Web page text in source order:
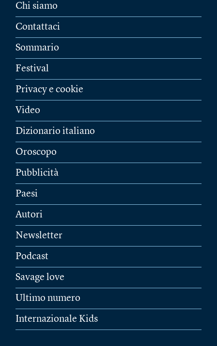
Chi siamo
Contattaci
Sommario
Festival
Privacy e cookie
Video
Dizionario italiano
Oroscopo
Pubblicità
Paesi
Autori
Newsletter
Podcast
Savage love
Ultimo numero
Internazionale Kids